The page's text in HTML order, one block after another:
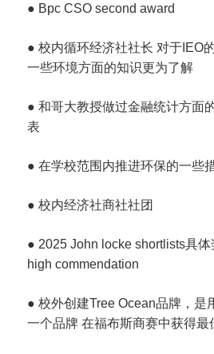
● Bpc CSO second award
● 校内循环经济社社长 对于IEO
一些环境方面的知识更为了解
● 和哥大教授做过金融统计方面
表
● 在学校范围内推进环保的一些
● 校内经济社商社社团
● 2025 John locke shortlists具
high commendation
● 校外创建Tree Ocean品牌，是
一个品牌 在福布斯商赛中获得最